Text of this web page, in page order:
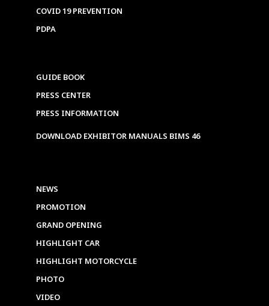
COVID 19 PREVENTION
PDPA
GUIDE BOOK
PRESS CENTER
PRESS INFORMATION
DOWNLOAD EXHIBITOR MANUALS BIMS 46
NEWS
PROMOTION
GRAND OPENING
HIGHLIGHT CAR
HIGHLIGHT MOTORCYCLE
PHOTO
VIDEO